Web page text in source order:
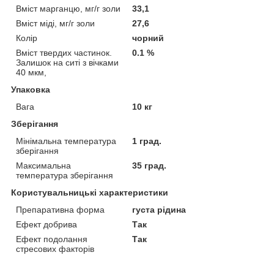
Вміст марганцю, мг/г золи
33,1
Вміст міді, мг/г золи
27,6
Колір
чорний
Вміст твердих частинок.
Залишок на ситі з вічками
40 мкм,
0.1 %
Упаковка
Вага
10 кг
Зберігання
Мінімальна температура
зберігання
1 град.
Максимальна
температура зберігання
35 град.
Користувальницькі характеристики
Препаративна форма
густа рідина
Ефект добрива
Так
Ефект подолання
стресових факторів
Так